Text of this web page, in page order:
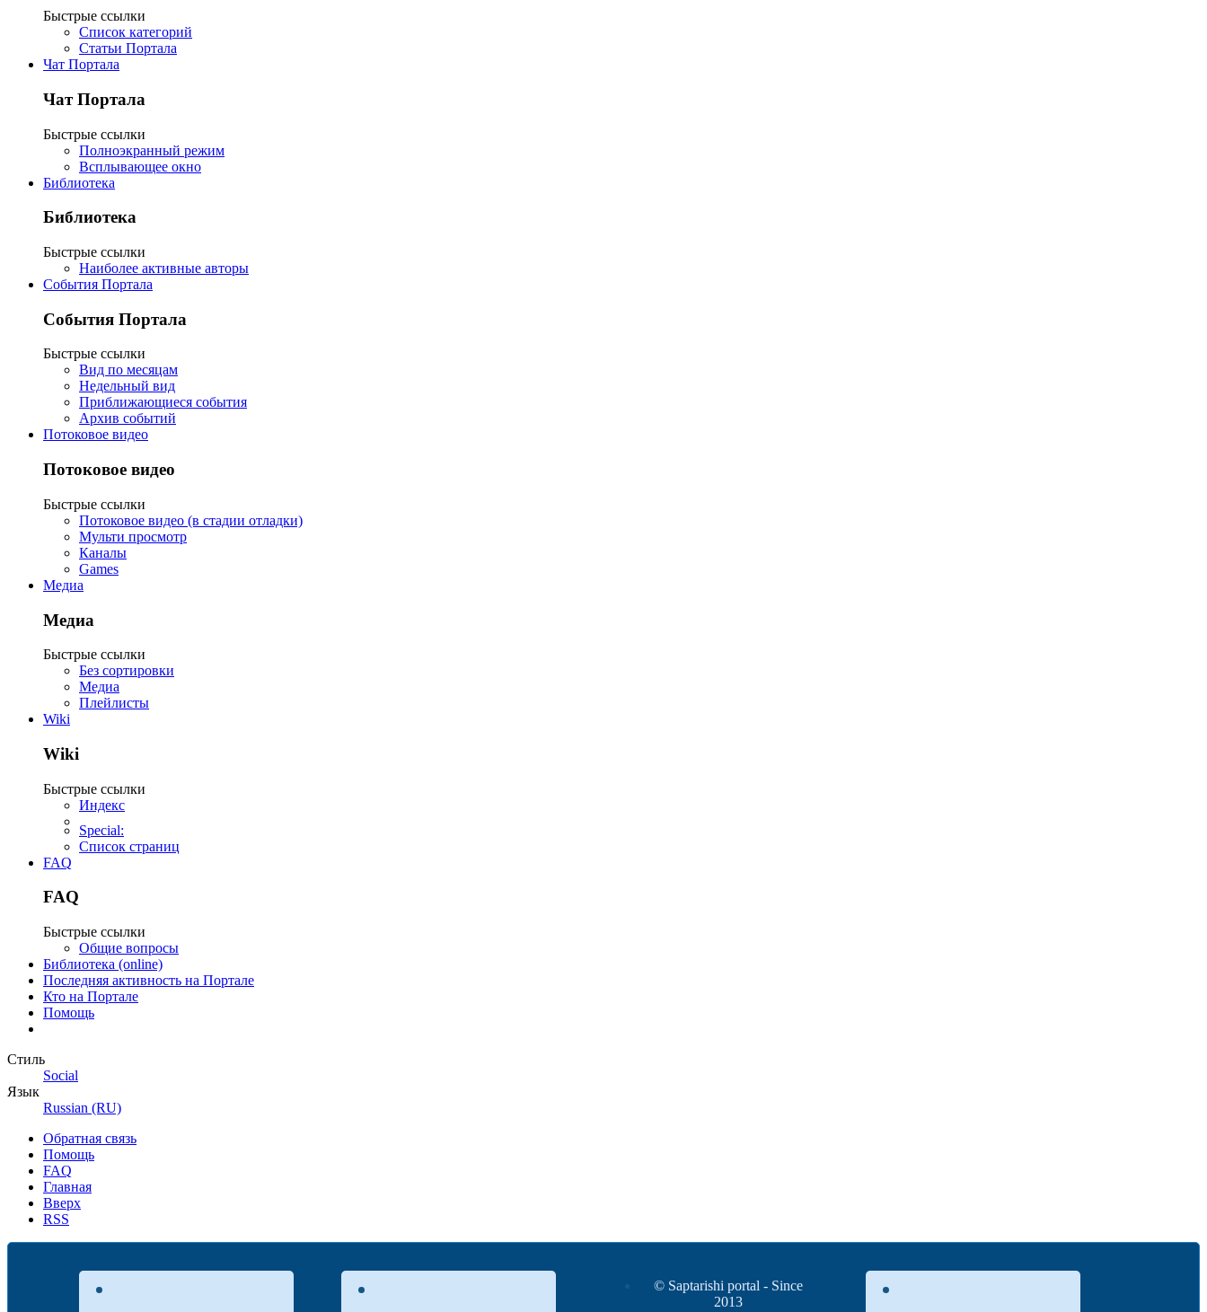
Быстрые ссылки
Список категорий
Статьи Портала
Чат Портала
Чат Портала
Быстрые ссылки
Полноэкранный режим
Всплывающее окно
Библиотека
Библиотека
Быстрые ссылки
Наиболее активные авторы
События Портала
События Портала
Быстрые ссылки
Вид по месяцам
Недельный вид
Приближающиеся события
Архив событий
Потоковое видео
Потоковое видео
Быстрые ссылки
Потоковое видео (в стадии отладки)
Мульти просмотр
Каналы
Games
Медиа
Медиа
Быстрые ссылки
Без сортировки
Медиа
Плейлисты
Wiki
Wiki
Быстрые ссылки
Индекс
Special:
Список страниц
FAQ
FAQ
Быстрые ссылки
Общие вопросы
Библиотека (online)
Последняя активность на Портале
Кто на Портале
Помощь
Стиль
Social
Язык
Russian (RU)
Обратная связь
Помощь
FAQ
Главная
Вверх
RSS
© Saptarishi portal - Since
2013